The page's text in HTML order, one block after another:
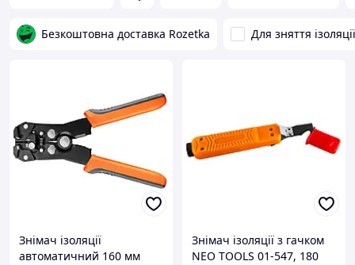
Безкоштовна доставка Rozetka Для зняття
Знімач ізоляції
автоматичний 160 мм
Знімач ізоляції з гачком
NEO TOOLS 01-547, 180